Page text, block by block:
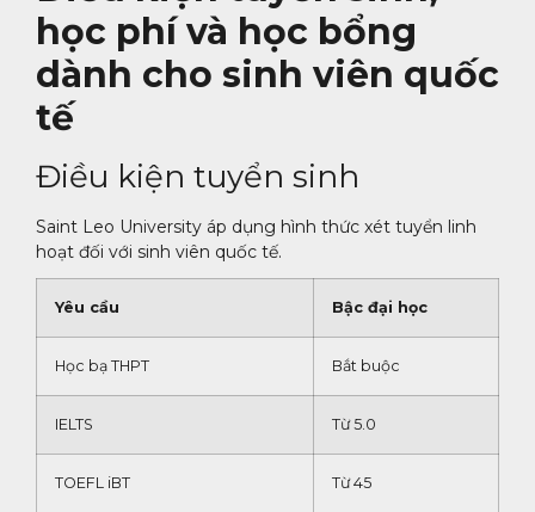
học phí và học bổng
dành cho sinh viên quốc
tế
Điều kiện tuyển sinh
Saint Leo University áp dụng hình thức xét tuyển linh
hoạt đối với sinh viên quốc tế.
Yêu cầu Bậc đại học
Học bạ THPT Bắt buộc
IELTS Từ 5.0
TOEFL iBT Từ 45